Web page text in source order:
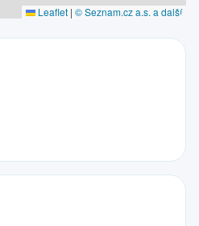
Leaflet | © Seznam.cz a.s. a další